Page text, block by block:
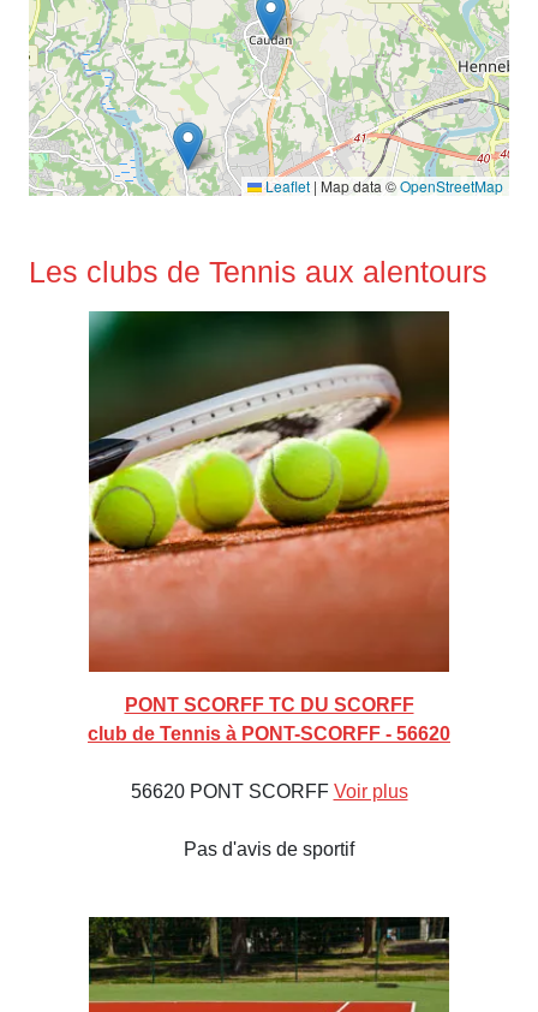
Leaflet | Map data ©OpenStreetMap
Les clubs de Tennis aux alentours
PONT SCORFF TC DU SCORFF
club de Tennis à PONT-SCORFF - 56620
56620 PONT SCORFF Voir plus
Pas d'avis de sportif